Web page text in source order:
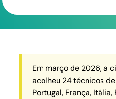
Em março de 2026, a
acolheu 24 técnicos
Portugal, França, Itália,